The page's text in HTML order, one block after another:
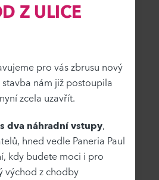
Z ULICE
pro vás zbrusu nový
nám již postoupila
zcela uzavřít.
dva náhradní vstupy,
hned vedle Paneria Paul
kdy budete moci i pro
východ z chodby